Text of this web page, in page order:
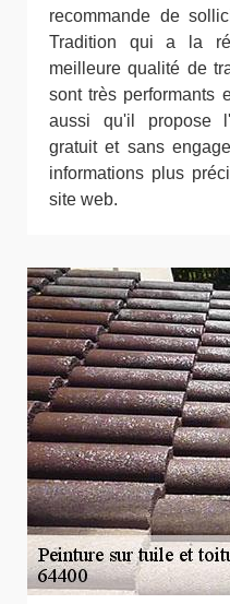
recommande de
Tradition qui a la
meilleure qualité de
sont très performants
aussi qu'il propose
gratuit et sans
informations plus
site web.